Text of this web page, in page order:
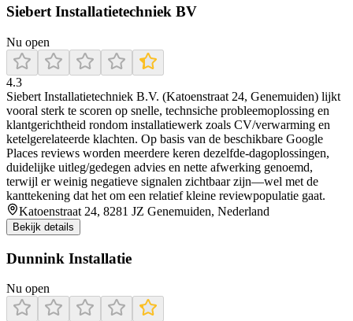
Siebert Installatietechniek BV
Nu open
4.3
Siebert Installatietechniek B.V. (Katoenstraat 24, Genemuiden) lijkt
vooral sterk te scoren op snelle, technsiche probleemoplossing en
klantgerichtheid rondom installatiewerk zoals CV/verwarming en
ketelgerelateerde klachten. Op basis van de beschikbare Google
Places reviews worden meerdere keren dezelfde-dagoplossingen,
duidelijke uitleg/gedegen advies en nette afwerking genoemd,
terwijl er weinig negatieve signalen zichtbaar zijn—wel met de
kanttekening dat het om een relatief kleine reviewpopulatie gaat.
Katoenstraat 24, 8281 JZ Genemuiden, Nederland
Bekijk details
Dunnink Installatie
Nu open